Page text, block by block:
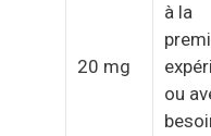
20 mg
à la
ou